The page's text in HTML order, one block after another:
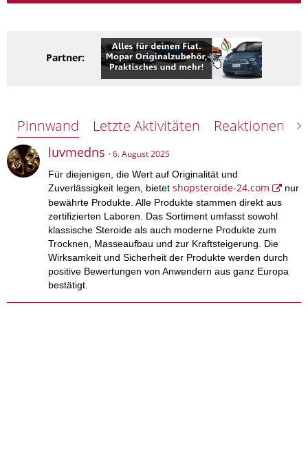
Partner:
Pinnwand Letzte Aktivitäten Reaktionen
luvmedns 6. August 2025
Für diejenigen, die Wert auf Originalität und
Zuverlässigkeit legen, bietet shopsteroide-24.com
nur
bewährte Produkte. Alle Produkte stammen direkt aus
zertifizierten Laboren. Das Sortiment umfasst sowohl
klassische Steroide als auch moderne Produkte zum
Trocknen, Masseaufbau und zur Kraftsteigerung. Die
Wirksamkeit und Sicherheit der Produkte werden durch
positive Bewertungen von Anwendern aus ganz Europa
bestätigt.